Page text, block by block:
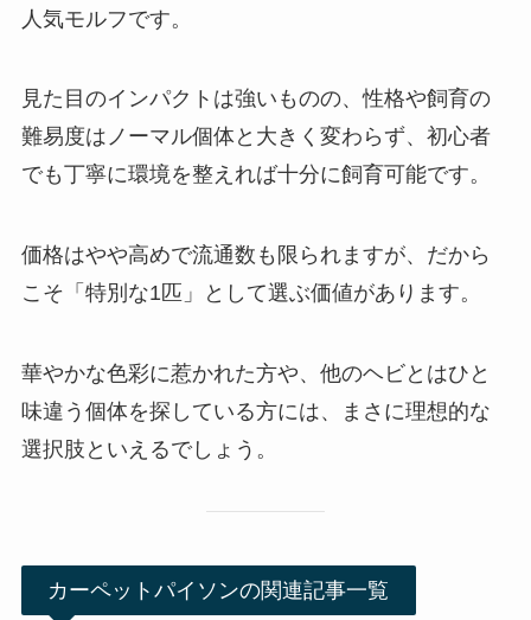
人気モルフです。
見た目のインパクトは強いものの、性格や飼育の
難易度はノーマル個体と大きく変わらず、初心者
でも丁寧に環境を整えれば十分に飼育可能です。
価格はやや高めで流通数も限られますが、だから
こそ「特別な1匹」として選ぶ価値があります。
華やかな色彩に惹かれた方や、他のヘビとはひと
味違う個体を探している方には、まさに理想的な
選択肢といえるでしょう。
カーペットパイソンの関連記事一覧